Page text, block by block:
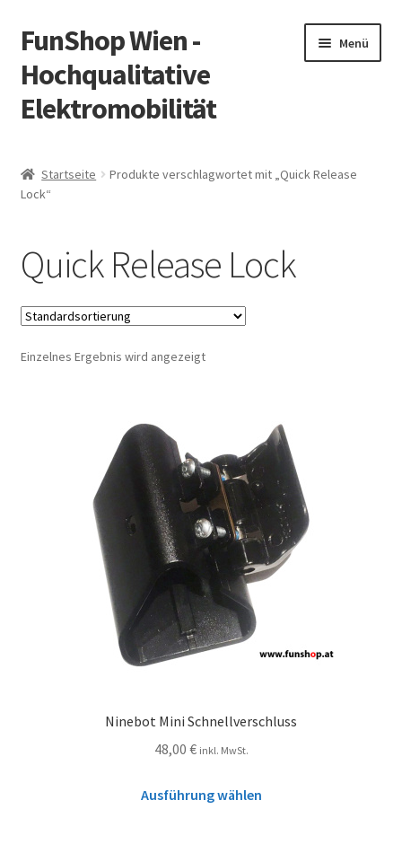
Zur
Navigation
springen
Zum
Inhalt
springen
FunShop Wien -
Hochqualitative
Elektromobilität
Menü
Informationen zur Rechtslage in Österreich
Startseite
Produkte verschlagwortet mit „Quick Release
Lock“
Quick Release Lock
Einzelnes Ergebnis wird angezeigt
Ninebot Mini Schnellverschluss
48,00 € inkl. MwSt.
Ausführung wählen